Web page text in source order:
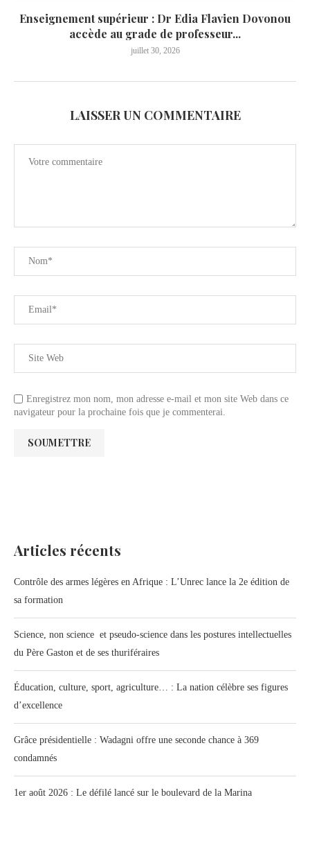
Enseignement supérieur : Dr Edia Flavien Dovonou
accède au grade de professeur...
juillet 30, 2026
LAISSER UN COMMENTAIRE
Enregistrez mon nom, mon adresse e-mail et mon site Web dans ce
navigateur pour la prochaine fois que je commenterai.
Articles récents
Contrôle des armes légères en Afrique : L’Unrec lance la 2e édition de
sa formation
Science, non science et pseudo-science dans les postures intellectuelles
du Père Gaston et de ses thuriféraires
Éducation, culture, sport, agriculture… : La nation célèbre ses figures
d’excellence
Grâce présidentielle : Wadagni offre une seconde chance à 369
condamnés
1er août 2026 : Le défilé lancé sur le boulevard de la Marina